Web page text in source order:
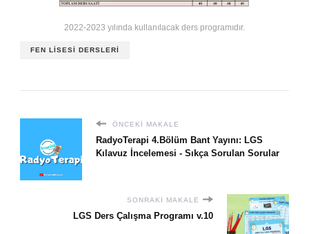
2022-2023 yılında kullanılacak ders programıdır.
FEN LISESI DERSLERI
ÖNCEKI MAKALE
RadyoTerapi 4.Bölüm Bant Yayını: LGS
Kılavuz İncelemesi - Sıkça Sorulan Sorular
SONRAKI MAKALE
LGS Ders Çalışma Programı v.10